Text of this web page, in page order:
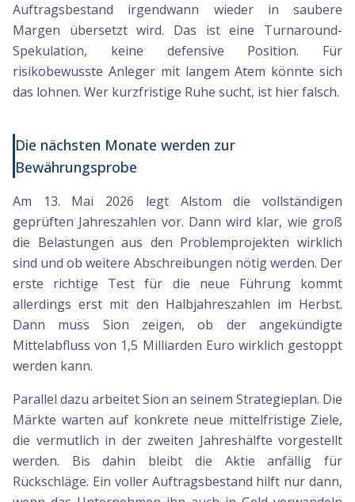
Auftragsbestand irgendwann wieder in saubere
Margen übersetzt wird. Das ist eine Turnaround-
Spekulation, keine defensive Position. Für
risikobewusste Anleger mit langem Atem könnte sich
das lohnen. Wer kurzfristige Ruhe sucht, ist hier falsch.
Die nächsten Monate werden zur
Bewährungsprobe
Am 13. Mai 2026 legt Alstom die vollständigen
geprüften Jahreszahlen vor. Dann wird klar, wie groß
die Belastungen aus den Problemprojekten wirklich
sind und ob weitere Abschreibungen nötig werden. Der
erste richtige Test für die neue Führung kommt
allerdings erst mit den Halbjahreszahlen im Herbst.
Dann muss Sion zeigen, ob der angekündigte
Mittelabfluss von 1,5 Milliarden Euro wirklich gestoppt
werden kann.
Parallel dazu arbeitet Sion an seinem Strategieplan. Die
Märkte warten auf konkrete neue mittelfristige Ziele,
die vermutlich in der zweiten Jahreshälfte vorgestellt
werden. Bis dahin bleibt die Aktie anfällig für
Rückschläge. Ein voller Auftragsbestand hilft nur dann,